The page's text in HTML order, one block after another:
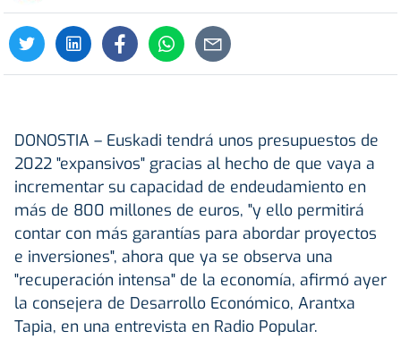
DONOSTIA – Euskadi tendrá unos presupuestos de
2022 "expansivos" gracias al hecho de que vaya a
incrementar su capacidad de endeudamiento en
más de 800 millones de euros, "y ello permitirá
contar con más garantías para abordar proyectos
e inversiones", ahora que ya se observa una
"recuperación intensa" de la economía, afirmó ayer
la consejera de Desarrollo Económico, Arantxa
Tapia, en una entrevista en Radio Popular.